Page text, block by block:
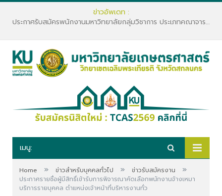
ข่าวอัพเดท :
ประกาศรับสมัครพนักงานมหาวิทยาลัยกลุ่มวิชาการ ประเภทคณาจารย์ประจำ คณะทรัพยากรธรรมชาติและอุตสาหกรรมเกษตร สังกัดภาควิชาเกษตรและทรัพยากร
เมนู:
Home » ข่าวสำหรับบุคคลทั่วไป » ข่าวรับสมัครงาน »
ประกาศรายชื่อผู้มีสิทธิ์เข้ารับการพิจารณาคัดเลือกพนักงานจ้างเหมา
บริการรายบุคคล ตำแหน่งเจ้าหน้าที่บริหารงานทั่ว